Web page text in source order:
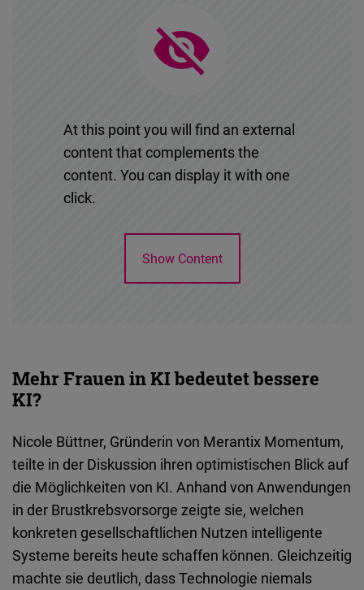
At this point you will find an external
content that complements the
content. You can display it with one
click.
Show Content
Mehr Frauen in KI bedeutet bessere
KI?
Nicole Büttner, Gründerin von Merantix Momentum,
teilte in der Diskussion ihren optimistischen Blick auf
die Möglichkeiten von KI. Anhand von Anwendungen
in der Brustkrebsvorsorge zeigte sie, welchen
konkreten gesellschaftlichen Nutzen intelligente
Systeme bereits heute schaffen können. Gleichzeitig
machte sie deutlich, dass Technologie niemals